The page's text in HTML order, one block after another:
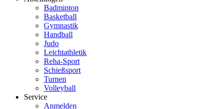
Badminton
Basketball
Gymnastik
Handball
Judo
Leichtathletik
Reha-Sport
Schießsport
Turnen
Volleyball
Service
Anmelden